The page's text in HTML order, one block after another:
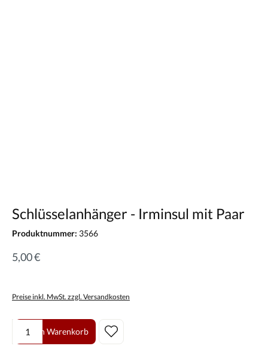
Schlüsselanhänger - Irminsul mit Paar
Produktnummer: 3566
5,00 €
Preise inkl. MwSt. zzgl. Versandkosten
Produkt Anzahl: Gib den gewünschten Wert ein oder benutze die
In den Warenkorb